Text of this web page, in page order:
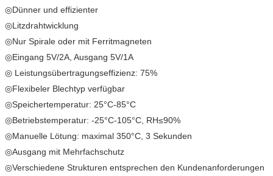
◎Dünner und effizienter
◎Litzdrahtwicklung
◎Nur Spirale oder mit Ferritmagneten
◎Eingang 5V/2A, Ausgang 5V/1A
◎ Leistungsübertragungseffizienz: 75%
◎Flexibeler Blechtyp verfügbar
◎Speichertemperatur: 25°C-85°C
◎Betriebstemperatur: -25°C-105°C, RH≤90%
◎Manuelle Lötung: maximal 350°C, 3 Sekunden
◎Ausgang mit Mehrfachschutz
◎Verschiedene Strukturen entsprechen den Kundenanforderungen